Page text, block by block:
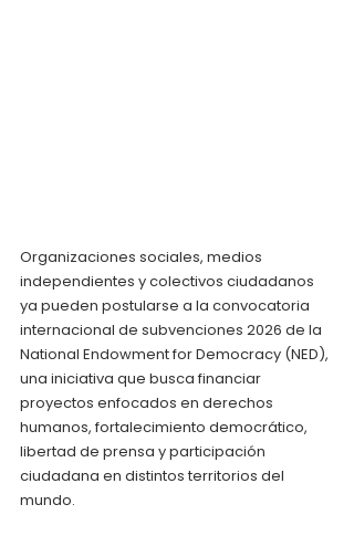
Organizaciones sociales, medios
independientes y colectivos ciudadanos
ya pueden postularse a la convocatoria
internacional de subvenciones 2026 de la
National Endowment for Democracy (NED),
una iniciativa que busca financiar
proyectos enfocados en derechos
humanos, fortalecimiento democrático,
libertad de prensa y participación
ciudadana en distintos territorios del
mundo.